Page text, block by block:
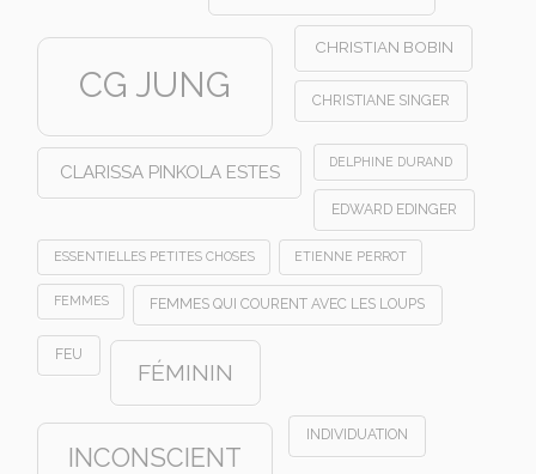
CG JUNG
CHRISTIAN BOBIN
CHRISTIANE SINGER
CLARISSA PINKOLA ESTES DELPHINE DURAND
EDWARD EDINGER
ESSENTIELLES PETITES CHOSES ETIENNE PERROT
FEMMES FEMMES QUI COURENT AVEC LES LOUPS
FEU
FÉMININ
INCONSCIENT
INDIVIDUATION